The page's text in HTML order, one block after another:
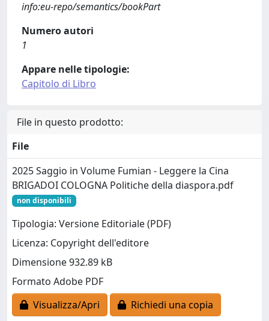
info:eu-repo/semantics/bookPart
Numero autori
1
Appare nelle tipologie:
Capitolo di Libro
File in questo prodotto:
File
2025 Saggio in Volume Fumian - Leggere la Cina
BRIGADOI COLOGNA Politiche della diaspora.pdf
non disponibili
Tipologia: Versione Editoriale (PDF)
Licenza: Copyright dell'editore
Dimensione 932.89 kB
Formato Adobe PDF
Visualizza/Apri
Richiedi una copia